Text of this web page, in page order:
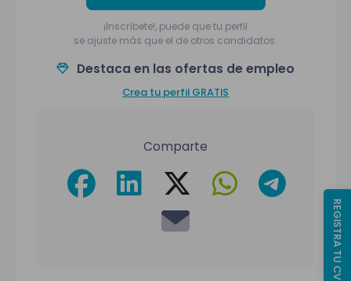
¡Inscríbete!, puede que tu perfil
se ajuste más que el de otros candidatos.
Destaca en las ofertas de empleo
Crea tu perfil GRATIS
Comparte
REGISTRA TU CV